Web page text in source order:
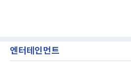
엔터테인먼트